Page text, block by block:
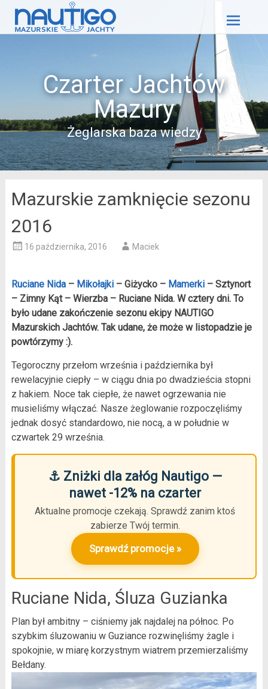
Skip
to
content
Czarter Jachtów
Mazury
Żeglarska baza wiedzy
Mazurskie zamknięcie sezonu
2016
16 października, 2016 Maciek
Ruciane Nida– Mikołajki– Giżycko – Mamerki– Sztynort
– Zimny Kąt – Wierzba – Ruciane Nida. W cztery dni. To
było udane zakończenie sezonu ekipy NAUTIGO
Mazurskich Jachtów. Tak udane, że może w listopadzie je
powtórzymy :).
Tegoroczny przełom września i października był
rewelacyjnie ciepły – w ciągu dnia po dwadzieścia stopni
z hakiem. Noce tak ciepłe, że nawet ogrzewania nie
musieliśmy włączać. Nasze żeglowanie rozpoczęliśmy
jednak dosyć standardowo, nie nocą, a w południe w
czwartek 29 września.
⚓ Zniżki dla załóg Nautigo —
nawet -12% na czarter
Aktualne promocje czekają. Sprawdź zanim ktoś
zabierze Twój termin.
Sprawdź promocje »
Ruciane Nida, Śluza Guzianka
Plan był ambitny – ciśniemy jak najdalej na północ. Po
szybkim śluzowaniu w Guziance rozwinęliśmy żagle i
spokojnie, w miarę korzystnym wiatrem przemierzaliśmy
Bełdany.